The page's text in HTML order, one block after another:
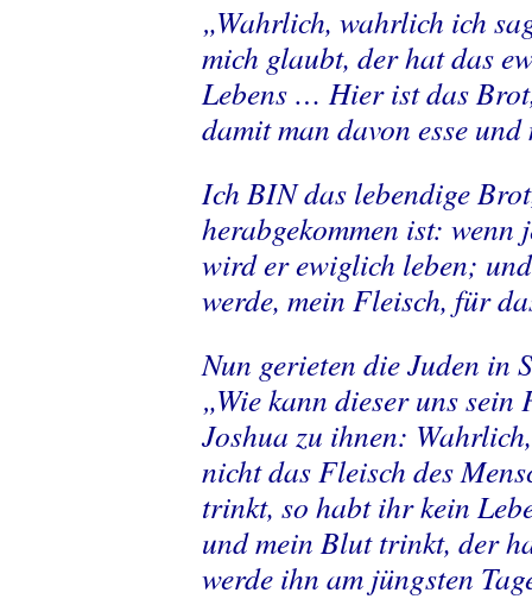
„Wahrlich, wahrlich ich
mich glaubt, der hat das
Lebens … Hier ist das
damit man davon esse
Ich BIN das lebendige
herabgekommen ist: wenn
wird er ewiglich leben;
werde, mein Fleisch, für
Nun gerieten die Juden in
„Wie kann dieser uns sein
Joshua zu ihnen:
nicht das Fleisch des
trinkt, so habt ihr kein
und mein Blut trinkt, der
werde ihn am jüngsten